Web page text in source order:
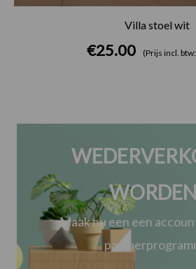
Villa stoel wit
€25.00 (Prijs incl.
Maak nu een een